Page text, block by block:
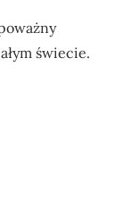
świecie.